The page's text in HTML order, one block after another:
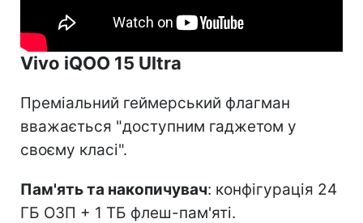
Vivo iQOO 15 Ultra
Преміальний геймерський флагман
вважається "доступним гаджетом у
своєму класі".
Пам'ять та накопичувач: конфігурація 24
ГБ ОЗП + 1 ТБ флеш-пам'яті.